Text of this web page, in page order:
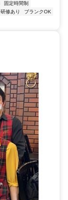
固定時間制
研修あり
ブランクOK